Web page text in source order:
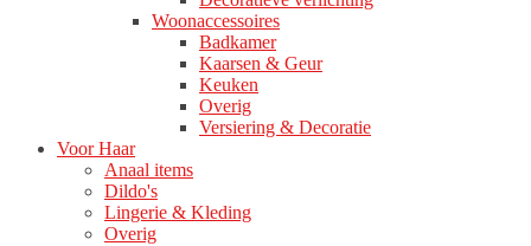
Woonaccessoires
Badkamer
Kaarsen & Geur
Keuken
Overig
Versiering & Decoratie
Voor Haar
Anaal items
Dildo's
Lingerie & Kleding
Overig